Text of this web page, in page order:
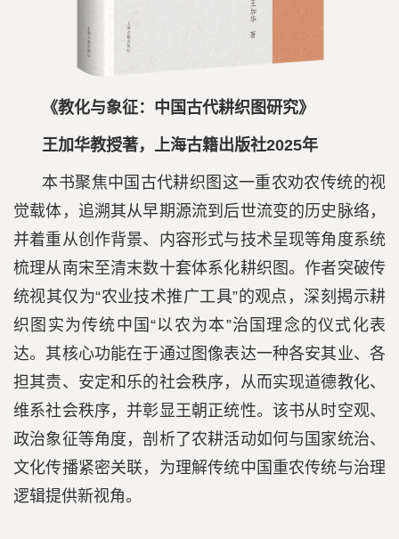
《教化与象征：中国古代耕织图研究》
王加华教授著，上海古籍出版社2025年
本书聚焦中国古代耕织图这一重农劝农传统的视
觉载体，追溯其从早期源流到后世流变的历史脉络，
并着重从创作背景、内容形式与技术呈现等角度系统
梳理从南宋至清末数十套体系化耕织图。作者突破传
统视其仅为“农业技术推广工具”的观点，深刻揭示耕
织图实为传统中国“以农为本”治国理念的仪式化表
达。其核心功能在于通过图像表达一种各安其业、各
担其责、安定和乐的社会秩序，从而实现道德教化、
维系社会秩序，并彰显王朝正统性。该书从时空观、
政治象征等角度，剖析了农耕活动如何与国家统治、
文化传播紧密关联，为理解传统中国重农传统与治理
逻辑提供新视角。